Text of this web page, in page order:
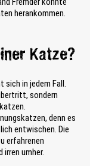
herankommen.
Katze?
sich in jedem Fall.
sondern
denn es
entwischen. Die
erfahrenen
umher.